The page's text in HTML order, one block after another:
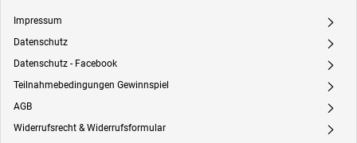
Impressum A
Datenschutz A
Datenschutz - Facebook A
Teilnahmebedingungen Gewinnspiel A
AGB A
Widerrufsrecht & Widerrufsformular A